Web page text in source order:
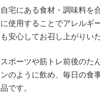
自宅にある食材・調味料を
に使用することでアレルギ
も安心してお召し上がりい
スポーツや筋トレ前後のた
ンのように飲め、毎日の食
品です。